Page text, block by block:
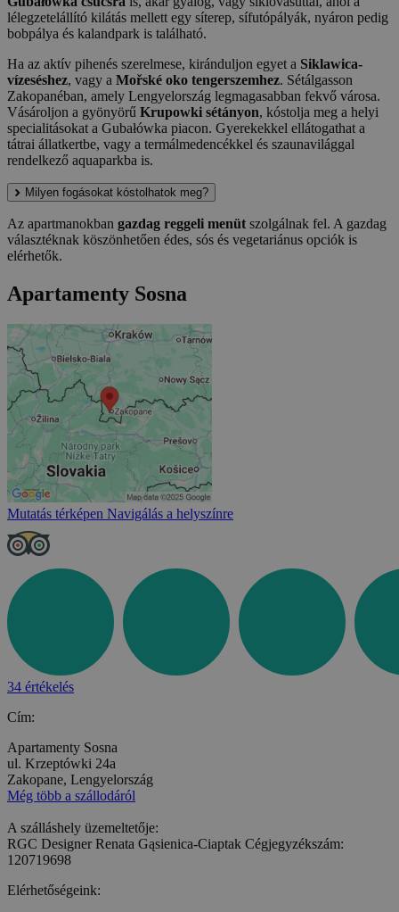
lélegzetelállító kilátás mellett egy síterep, sífutópályák, nyáron pedig
bobpálya és kalandpark is található.
Ha az aktív pihenés szerelmese, kiránduljon egyet a Siklawica-
vízeséshez, vagy a Mořské oko tengerszemhez. Sétálgasson
Zakopanéban, amely Lengyelország legmagasabban fekvő városa.
Vásároljon a gyönyörű Krupowki sétányon, kóstolja meg a helyi
specialitásokat a Gubałówka piacon. Gyerekekkel ellátogathat a
tátrai állatkertbe, vagy a termálmedencékkel és szaunavilággal
rendelkező aquaparkba is.
Milyen fogásokat kóstolhatok meg?
Az apartmanokban gazdag reggeli menüt szolgálnak fel. A gazdag
választéknak köszönhetően édes, sós és vegetariánus opciók is
elérhetők.
Apartamenty Sosna
Mutatás térképen Navigálás a helyszínre
34 értékelés
Cím:
Apartamenty Sosna
ul. Krzeptówki 24a
Zakopane, Lengyelország
Még több a szállodáról
A szálláshely üzemeltetője:
RGC Designer Renata Gąsienica-Ciaptak Cégjegyzékszám:
120719698
Elérhetőségeink: